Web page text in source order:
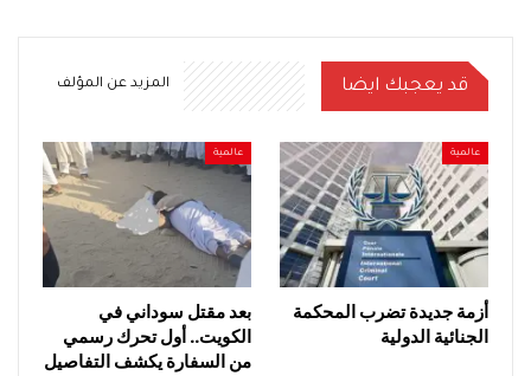
قد يعجبك ايضا المزيد عن المؤلف
عالمية
أزمة جديدة تضرب المحكمة
الجنائية الدولية
عالمية
بعد مقتل سوداني في
الكويت.. أول تحرك رسمي
من السفارة يكشف التفاصيل